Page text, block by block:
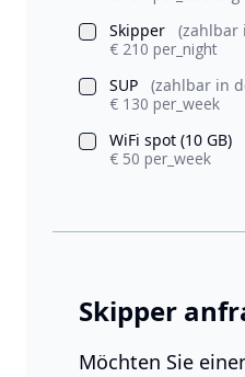
Skipper
(zahlbar
€ 210 per_night
SUP
(zahlbar in
€ 130 per_week
WiFi spot (10 GB)
€ 50 per_week
Skipper
Möchten Sie